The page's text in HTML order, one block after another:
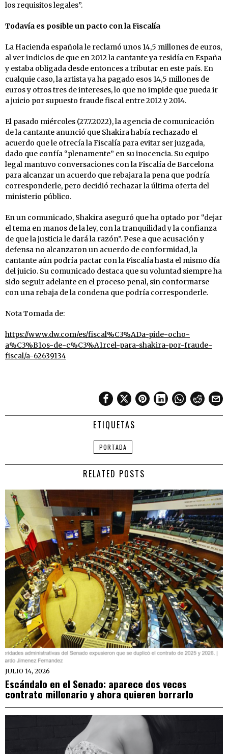
los requisitos legales”.
Todavía es posible un pacto con la Fiscalía
La Hacienda española le reclamó unos 14,5 millones de euros,
al ver indicios de que en 2012 la cantante ya residía en España
y estaba obligada desde entonces a tributar en este país. En
cualquie caso, la artista ya ha pagado esos 14,5 millones de
euros y otros tres de intereses, lo que no impide que pueda ir
a juicio por supuesto fraude fiscal entre 2012 y 2014.
El pasado miércoles (27.7.2022), la agencia de comunicación
de la cantante anunció que Shakira había rechazado el
acuerdo que le ofrecía la Fiscalía para evitar ser juzgada,
dado que confía “plenamente” en su inocencia. Su equipo
legal mantuvo conversaciones con la Fiscalía de Barcelona
para alcanzar un acuerdo que rebajara la pena que podría
corresponderle, pero decidió rechazar la última oferta del
ministerio público.
En un comunicado, Shakira aseguró que ha optado por “dejar
el tema en manos de la ley, con la tranquilidad y la confianza
de que la justicia le dará la razón”. Pese a que acusación y
defensa no alcanzaron un acuerdo de conformidad, la
cantante aún podría pactar con la Fiscalía hasta el mismo día
del juicio. Su comunicado destaca que su voluntad siempre ha
sido seguir adelante en el proceso penal, sin conformarse
con una rebaja de la condena que podría corresponderle.
Nota Tomada de:
https://www.dw.com/es/fiscal%C3%ADa-pide-ocho-
a%C3%B1os-de-c%C3%A1rcel-para-shakira-por-fraude-
fiscal/a-62639134
ETIQUETAS
PORTADA
RELATED POSTS
JULIO 14, 2026
Escándalo en el Senado: aparece dos veces
contrato millonario y ahora quieren borrarlo